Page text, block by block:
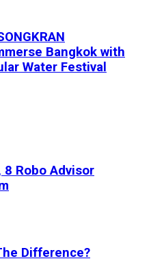
Bangkok with
Water Festival
8 Robo Advisor
Difference?